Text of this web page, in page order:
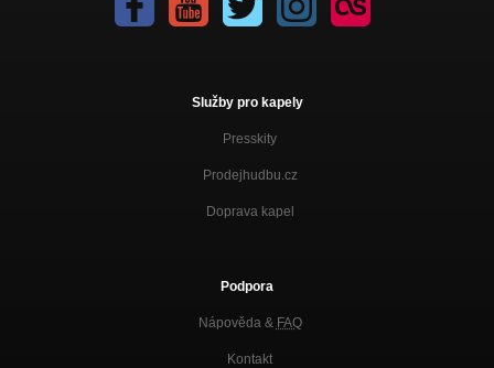
Služby pro kapely
Presskity
Prodejhudbu.cz
Doprava kapel
Podpora
Nápověda & FAQ
Kontakt